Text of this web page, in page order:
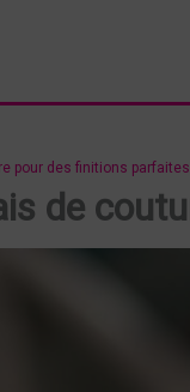
pour des finitions parfaites
de